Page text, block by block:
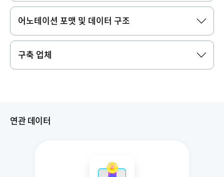
어노테이션 포맷 및 데이터 구조
구축 업체
연관 데이터